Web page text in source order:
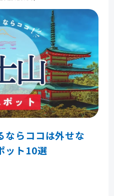
ならココは外せな
ット10選